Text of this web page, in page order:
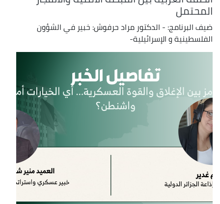
المحتمل
ضيف البرنامج: - الدكتور مراد حرفوش: خبير في الشؤون
الفلسطينية و الإسرائيلية-